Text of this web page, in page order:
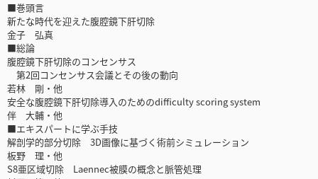
■巻頭言
新たな時代を迎えた腹腔鏡下肝切除
金子 弘真
■総論
腹腔鏡下肝切除のコンセンサス
第2回コンセンサス会議とその後の動向
若林 剛・他
安全な腹腔鏡下肝切除導入のためのdifficulty scoring system
伴 大輔・他
■エキスパートに学ぶ手技
解剖学的部分切除 3D画像に基づく術前シミュレーション
板野 理・他
S8亜区域切除 Laennec被膜の概念と脈管処理